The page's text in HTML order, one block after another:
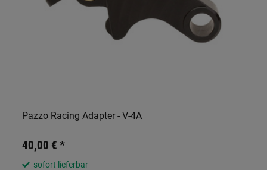
Pazzo Racing Adapter - V-4A
40,00 € *
sofort lieferbar